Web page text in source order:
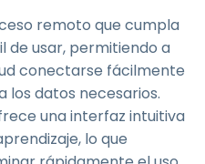
remoto que cumpla
de usar, permitiendo a
conectarse fácilmente
los datos necesarios.
una interfaz intuitiva
lo que